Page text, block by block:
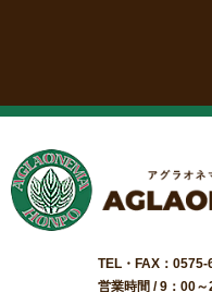
TEL・FAX：0575-
営業時間 / 9：00